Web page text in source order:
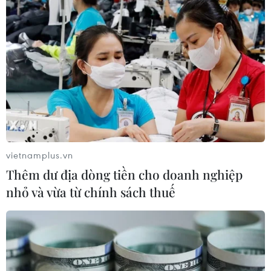
Phố Main ở Johannesburg: Từ "Wall
Street của Thành phố Vàng" đến đại
lộ di sản cộng đồng
29/07/2026 09:23
Cây chà là - Hình ảnh thân thuộc
trong đời sống người dân Ai Cập
29/07/2026 08:32
Thường trực Ban Bí thư Trần
Cẩm Tú tiếp Tổng Thư ký Đảng
CNDD-FDD Burundi
29/07/2026 08:24
vietnamplus.vn
Thêm dư địa dòng tiền cho doanh nghiệp
nhỏ và vừa từ chính sách thuế